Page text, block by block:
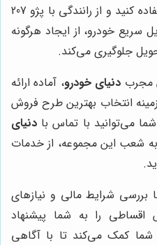
خرید، از خودروی خود استفاده کنید و از رانندگی با پژو 207
سریع خودرو، از ایجاد هرگونه
جلوگیری می‌کند.
مجرب دنیای خودرو، آماده ارائه
انتخاب بهترین طرح فروش
دنیای
شعب این مجموعه، از خدمات
بررسی شرایط مالی و نیازهای
را به شما پیشنهاد
کمک می‌کند تا با آگاهی